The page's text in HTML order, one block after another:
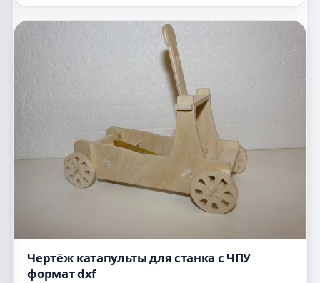
Чертёж катапульты для станка с ЧПУ
формат dxf